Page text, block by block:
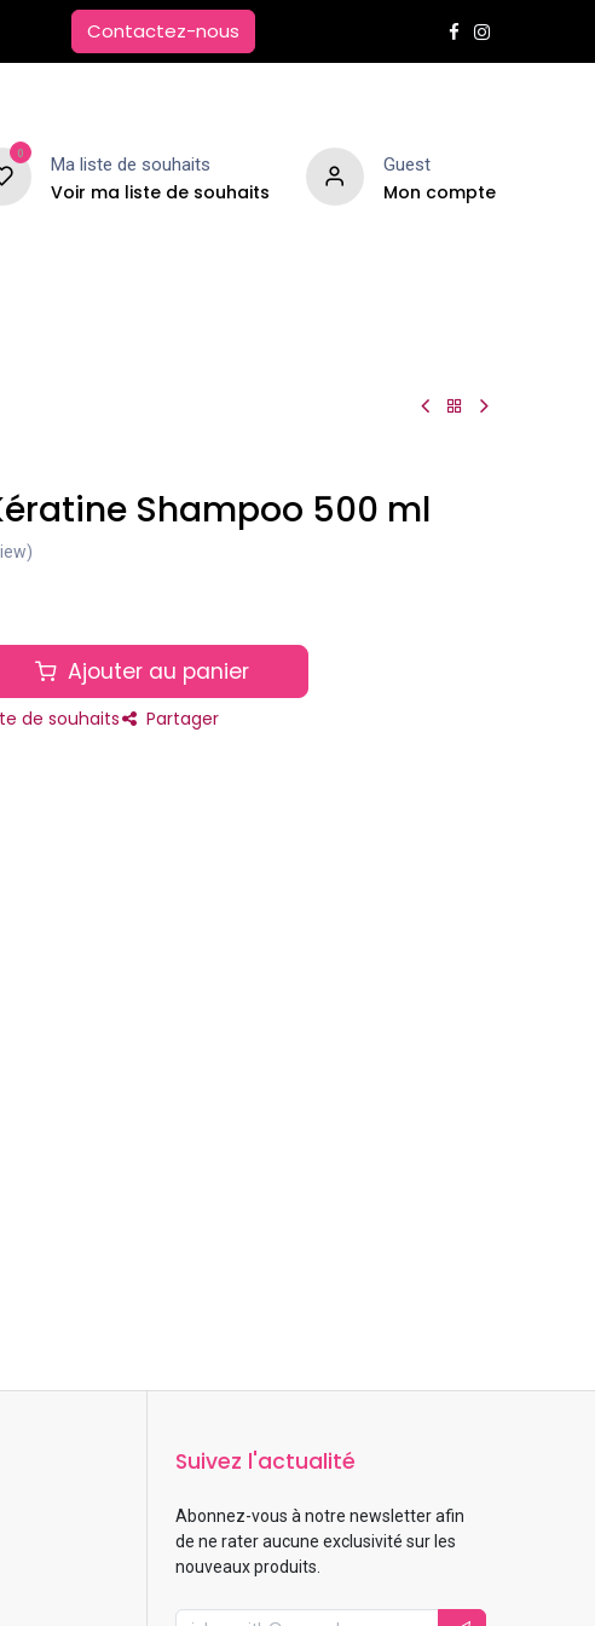
Contactez-nous
0 Ma liste de souhaits
Voir ma liste de souhaits
Guest
Mon compte
Shampoo 500 ml
Ajouter au panier
de souhaits Partager
Suivez l'actualité
Abonnez-vous à notre newsletter afin
de ne rater aucune exclusivité sur les
nouveaux produits.